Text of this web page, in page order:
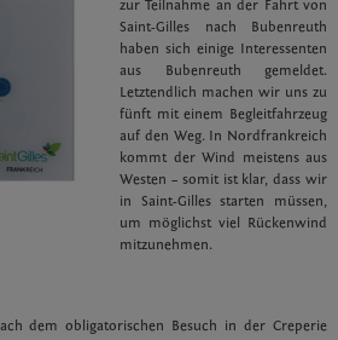
zur Teilnahme an der Fahrt von
Saint-Gilles nach Bubenreuth
haben sich einige Interessenten
aus Bubenreuth gemeldet.
Letztendlich machen wir uns zu
fünft mit einem Begleitfahrzeug
auf den Weg. In Nordfrankreich
kommt der Wind meistens aus
Westen – somit ist klar, dass wir
in Saint-Gilles starten müssen,
um möglichst viel Rückenwind
mitzunehmen.
dem obligatorischen Besuch in der Creperie